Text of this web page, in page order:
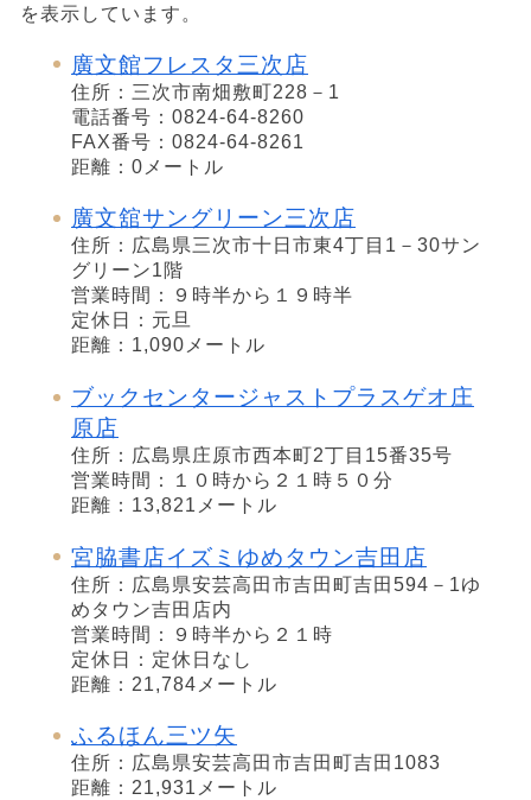
を表示しています。
廣文館フレスタ三次店
住所：三次市南畑敷町228－1
電話番号：0824-64-8260
FAX番号：0824-64-8261
距離：0メートル
廣文舘サングリーン三次店
住所：広島県三次市十日市東4丁目1－30サン
グリーン1階
営業時間：９時半から１９時半
定休日：元旦
距離：1,090メートル
ブックセンタージャストプラスゲオ庄
原店
住所：広島県庄原市西本町2丁目15番35号
営業時間：１０時から２１時５０分
距離：13,821メートル
宮脇書店イズミゆめタウン吉田店
住所：広島県安芸高田市吉田町吉田594－1ゆ
めタウン吉田店内
営業時間：９時半から２１時
定休日：定休日なし
距離：21,784メートル
ふるほん三ツ矢
住所：広島県安芸高田市吉田町吉田1083
距離：21,931メートル